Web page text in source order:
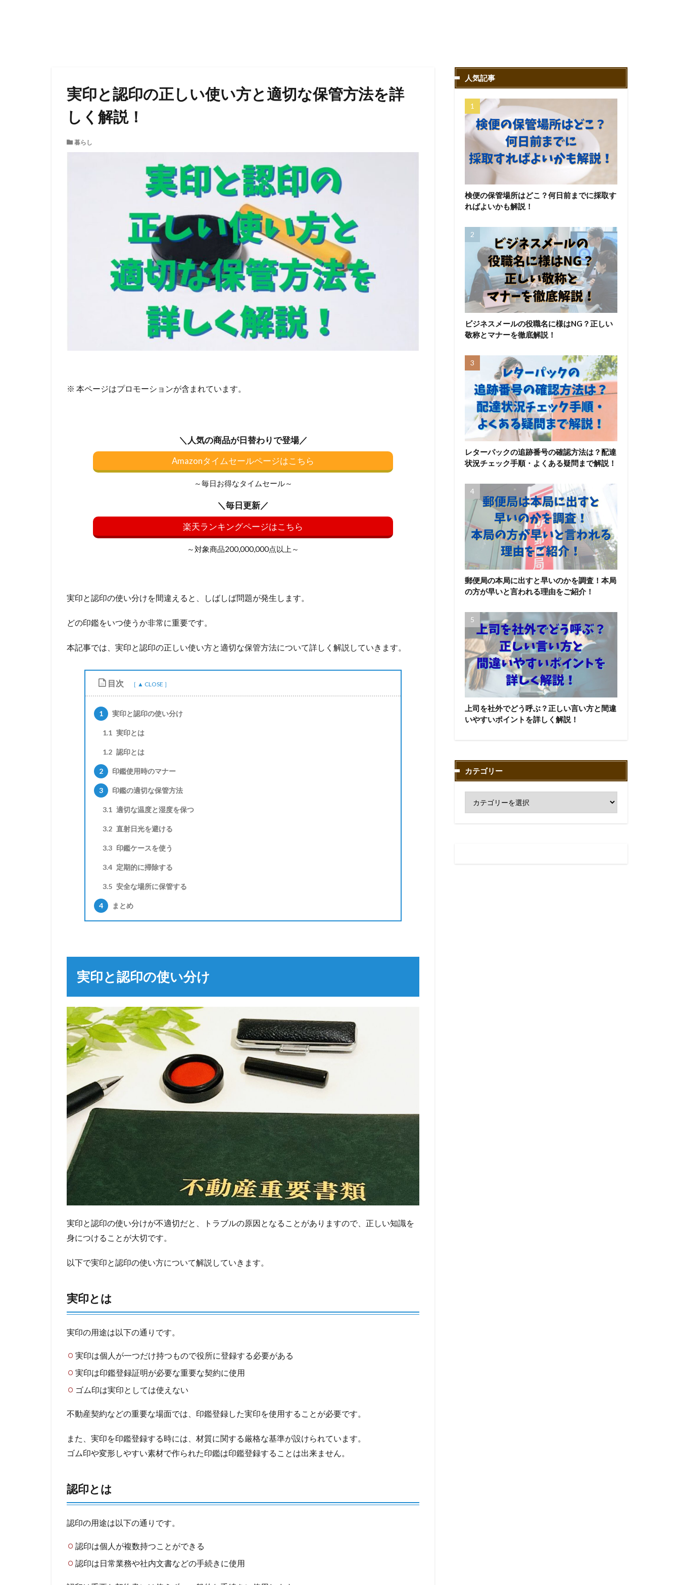
実印と認印の正しい使い方と適切な保管方法を詳
しく解説！
暮らし
※ 本ページはプロモーションが含まれています。
＼人気の商品が日替わりで登場／
Amazonタイムセールページはこちら
～毎日お得なタイムセール～
＼毎日更新／
楽天ランキングページはこちら
～対象商品200,000,000点以上～
実印と認印の使い分けを間違えると、しばしば問題が発生します。
どの印鑑をいつ使うか非常に重要です。
本記事では、実印と認印の正しい使い方と適切な保管方法について詳しく解説していきます。
目次
1 実印と認印の使い分け
1.1 実印とは
1.2 認印とは
2 印鑑使用時のマナー
3 印鑑の適切な保管方法
3.1 適切な温度と湿度を保つ
3.2 直射日光を避ける
3.3 印鑑ケースを使う
3.4 定期的に掃除する
3.5 安全な場所に保管する
4 まとめ
実印と認印の使い分け
実印と認印の使い分けが不適切だと、トラブルの原因となることがありますので、正しい知識を
身につけることが大切です。
以下で実印と認印の使い方について解説していきます。
実印とは
実印の用途は以下の通りです。
実印は個人が一つだけ持つもので役所に登録する必要がある
実印は印鑑登録証明が必要な重要な契約に使用
ゴム印は実印としては使えない
不動産契約などの重要な場面では、印鑑登録した実印を使用することが必要です。
また、実印を印鑑登録する時には、材質に関する厳格な基準が設けられています。
ゴム印や変形しやすい素材で作られた印鑑は印鑑登録することは出来ません。
認印とは
認印の用途は以下の通りです。
認印は個人が複数持つことができる
認印は日常業務や社内文書などの手続きに使用
人気記事
検便の保管場所はどこ？何日前までに採取す
ればよいかも解説！
ビジネスメールの役職名に様はNG？正しい
敬称とマナーを徹底解説！
レターパックの追跡番号の確認方法は？配達
状況チェック手順・よくある疑問まで解説！
郵便局の本局に出すと早いのかを調査！本局
の方が早いと言われる理由をご紹介！
上司を社外でどう呼ぶ？正しい言い方と間違
いやすいポイントを詳しく解説！
カテゴリー